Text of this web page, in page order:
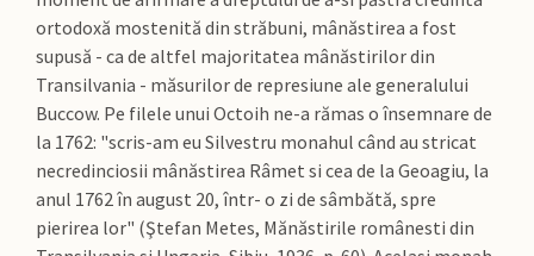
ortodoxă mostenită din străbuni, mânăstirea a fost
supusă - ca de altfel majoritatea mânăstirilor din
Transilvania - măsurilor de represiune ale generalului
Buccow. Pe filele unui Octoih ne-a rămas o însemnare de
la 1762: "scris-am eu Silvestru monahul când au stricat
necredinciosii mânăstirea Râmet si cea de la Geoagiu, la
anul 1762 în august 20, într- o zi de sâmbătă, spre
pierirea lor" (Ştefan Metes, Mănăstirile românesti din